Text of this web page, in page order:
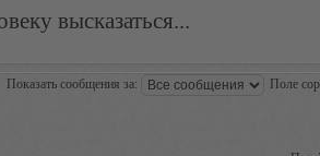
высказаться...
Показать сообщения за: Поле